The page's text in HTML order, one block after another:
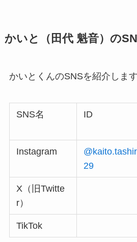
かいと（田代 魁音）の
かいとくんのSNSを紹介します
SNS名 ID
Instagram
29
X（旧Twitte
r）
TikTok